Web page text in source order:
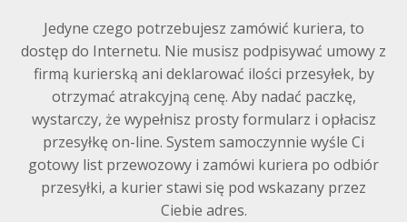
Jedyne czego potrzebujesz zamówić kuriera, to
dostęp do Internetu. Nie musisz podpisywać umowy z
firmą kurierską ani deklarować ilości przesyłek, by
otrzymać atrakcyjną cenę. Aby nadać paczkę,
wystarczy, że wypełnisz prosty formularz i opłacisz
przesyłkę on-line. System samoczynnie wyśle Ci
gotowy list przewozowy i zamówi kuriera po odbiór
przesyłki, a kurier stawi się pod wskazany przez
Ciebie adres.